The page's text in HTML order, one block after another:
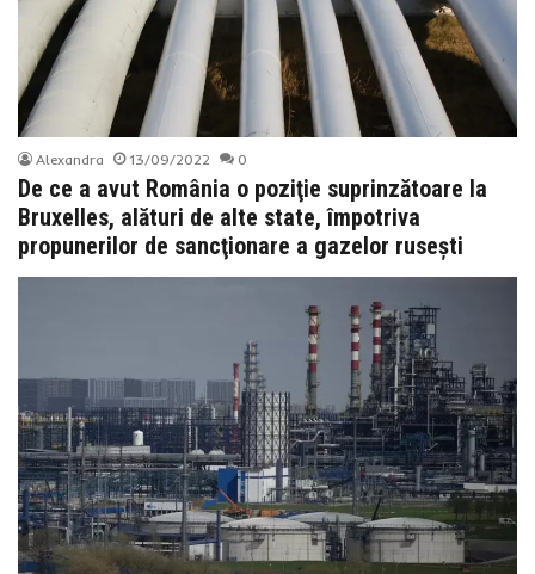
Alexandra 13/09/2022 0
De ce a avut România o poziţie suprinzătoare la
Bruxelles, alături de alte state, împotriva
propunerilor de sancţionare a gazelor ruseşti